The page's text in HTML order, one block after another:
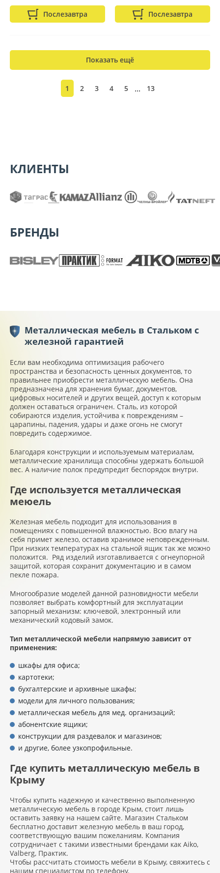
Послезавтра Послезавтра
Показать ещё
1 2 3 4 5 ... 13
КЛИЕНТЫ
БРЕНДЫ
Металлическая мебель в Стальком с
железной гарантией
Если вам необходима оптимизация рабочего
пространства и безопасность ценных документов, то
правильнее приобрести металлическую мебель. Она
предназначена для хранения бумаг, документов,
цифровых носителей и других вещей, доступ к которым
должен оставаться ограничен. Сталь, из которой
собираются изделия, устойчива к повреждениям –
царапины, падения, удары и даже огонь не смогут
повредить содержимое.
Благодаря конструкции и используемым материалам,
металлические хранилища способны удержать большой
вес. А наличие полок предупредит беспорядок внутри.
Где используется металлическая
меюель
Железная мебель подходит для использования в
помещениях с повышенной влажностью. Всю влагу на
себя примет железо, оставив хранимое неповрежденным.
При низких температурах на стальной ящик так же можно
положится. Ряд изделий изготавливается с огнеупорной
защитой, которая сохранит документацию и в самом
пекле пожара.
Многообразие моделей данной разновидности мебели
позволяет выбрать комфортный для эксплуатации
запорный механизм: ключевой, электронный или
механический кодовый замок.
Тип металлической мебели напрямую зависит от
применения:
шкафы для офиса;
картотеки;
бухгалтерские и архивные шкафы;
модели для личного пользования;
металлическая мебель для мед. организаций;
абонентские ящики;
конструкции для раздевалок и магазинов;
и другие, более узкопрофильные.
Где купить металлическую мебель в
Крыму
Чтобы купить надежную и качественно выполненную
металлическую мебель в городе Крым, стоит лишь
оставить заявку на нашем сайте. Магазин Стальком
бесплатно доставит железную мебель в ваш город,
соответствующую вашим пожеланиям. Компания
сотрудничает с такими известными брендами как Aiko,
Valberg, Практик.
Чтобы рассчитать стоимость мебели в Крыму, свяжитесь с
нашим специалистом по телефону.